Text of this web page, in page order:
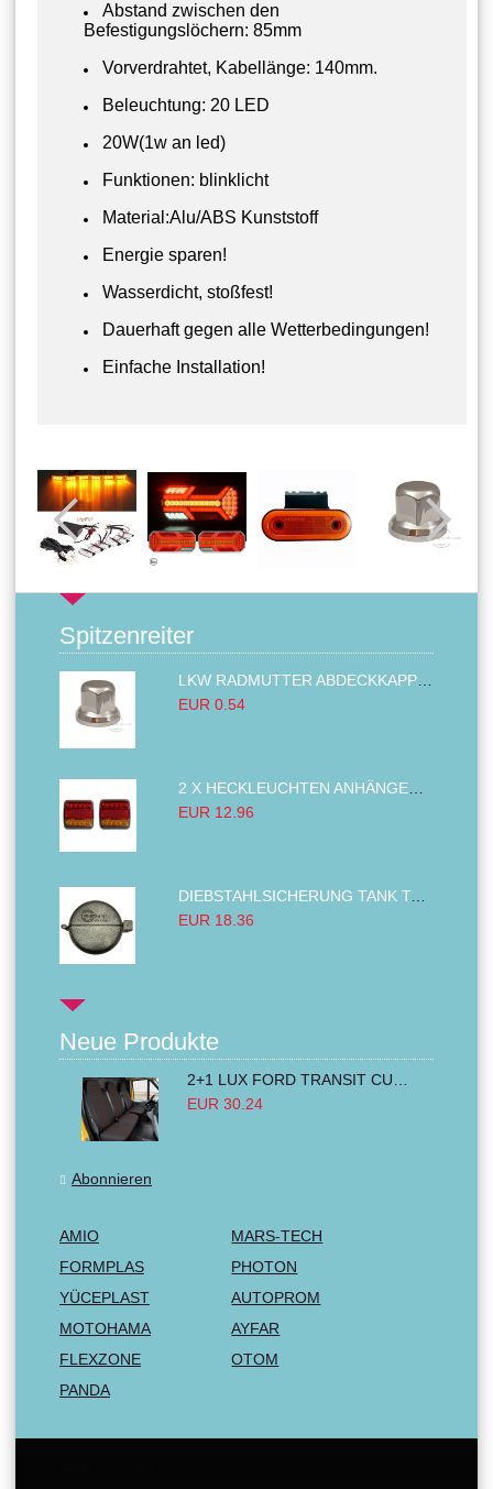
Abstand zwischen den
Befestigungslöchern: 85mm
Vorverdrahtet, Kabellänge: 140mm.
Beleuchtung: 20 LED
20W(1w an led)
Funktionen: blinklicht
Material:Alu/ABS Kunststoff
Energie sparen!
Wasserdicht, stoßfest!
Dauerhaft gegen alle Wetterbedingungen!
Einfache Installation!
Spitzenreiter
EUR 0.54
EUR 12.96
DIEBSTAHLSICHERUNG TANK TANKDECKEL DIESELTANK KRAFTSTOFFTANKDECKEL VERRIEGELUNG PASSEND FÜR LKW PKW TRAKTOREN BAGGER 80MM
EUR 18.36
Neue Produkte
EUR 30.24
Abonnieren
AMIO
MARS-TECH
FORMPLAS
PHOTON
YÜCEPLAST
AUTOPROM
MOTOHAMA
AYFAR
FLEXZONE
OTOM
PANDA